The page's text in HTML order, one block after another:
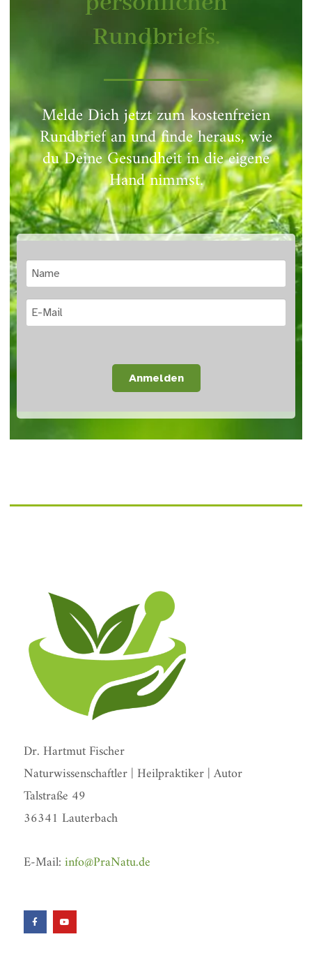
Rundbriefs.
Melde Dich jetzt zum kostenfreien
Rundbrief an und finde heraus, wie
du Deine Gesundheit in die eigene
Hand nimmst.
Anmelden
Dr. Hartmut Fischer
Naturwissenschaftler | Heilpraktiker | Autor
Talstraße 49
36341 Lauterbach
E-Mail:info@PraNatu.de
F
a
Y
o